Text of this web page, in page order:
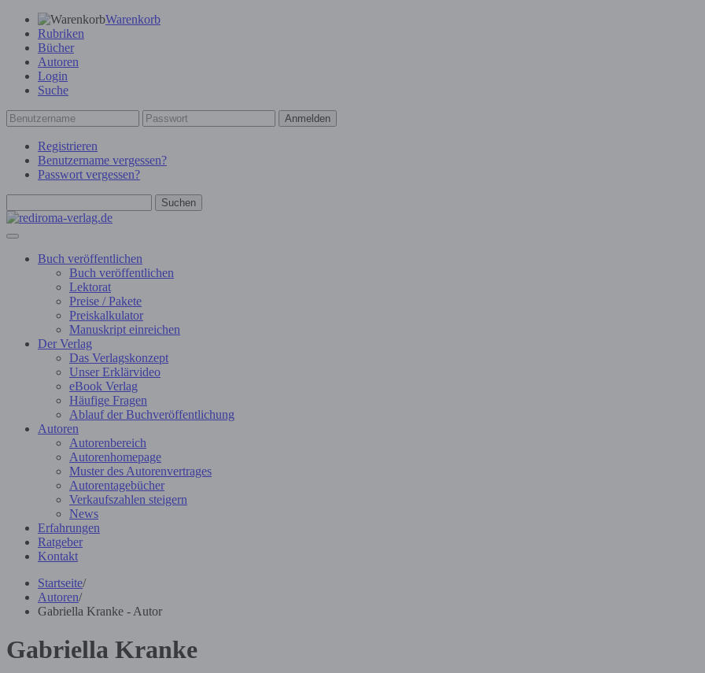
Warenkorb
Rubriken
Bücher
Autoren
Login
Suche
Anmelden
Registrieren
Benutzername vergessen?
Passwort vergessen?
Suchen
Buch veröffentlichen
Buch veröffentlichen
Lektorat
Preise / Pakete
Preiskalkulator
Manuskript einreichen
Der Verlag
Das Verlagskonzept
Unser Erklärvideo
eBook Verlag
Häufige Fragen
Ablauf der Buchveröffentlichung
Autoren
Autorenbereich
Autorenhomepage
Muster des Autorenvertrages
Autorentagebücher
Verkaufszahlen steigern
News
Erfahrungen
Ratgeber
Kontakt
Startseite/
Autoren/
Gabriella Kranke - Autor
Gabriella Kranke